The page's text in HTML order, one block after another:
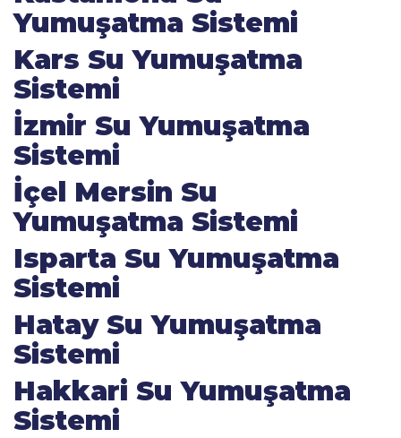
Yumuşatma Sistemi
Kars Su Yumuşatma
Sistemi
İzmir Su Yumuşatma
Sistemi
İçel Mersin Su
Yumuşatma Sistemi
Isparta Su Yumuşatma
Sistemi
Hatay Su Yumuşatma
Sistemi
Hakkari Su Yumuşatma
Sistemi